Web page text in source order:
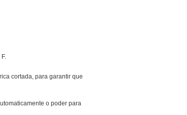
cortada, para garantir que
o poder para